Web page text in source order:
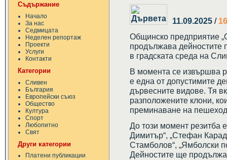
Съдържание
Начало
За нас
Седмицата
Неделен репортаж
Проекти
Услуги
Контакти
Категории
Сливен
България
Европейски съюз
Общество
Култура
Спорт
Любопитно
Свят
Други категории
Платени публикации
11.09.2025 /
Общинско предприятие
продължава дейностите
в градската среда на
В момента се извършва
е една от допустимите
дървесните видове. Тя
разположените клони,
преминаване на
До този момент резитба
Димитър“, „Стефан
Стамболов“, „Ямболски
Дейностите ще